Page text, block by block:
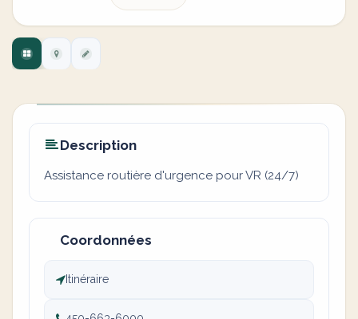
Description
Assistance routière d'urgence pour VR (24/7)
Coordonnées
Itinéraire